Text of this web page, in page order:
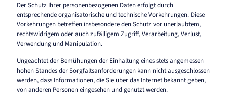
Der Schutz Ihrer personenbezogenen Daten erfolgt durch
entsprechende organisatorische und technische Vorkehrungen. Diese
Vorkehrungen betreffen insbesondere den Schutz vor unerlaubtem,
rechtswidrigem oder auch zufälligem Zugriff, Verarbeitung, Verlust,
Verwendung und Manipulation.
Ungeachtet der Bemühungen der Einhaltung eines stets angemessen
hohen Standes der Sorgfaltsanforderungen kann nicht ausgeschlossen
werden, dass Informationen, die Sie über das Internet bekannt geben,
von anderen Personen eingesehen und genutzt werden.